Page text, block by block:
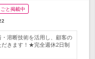
と掲載中
・溶断技術を活用し、顧客の
だきます！★完全週休2日制